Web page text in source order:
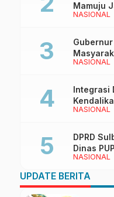
NASIONAL
Mamuju
Bersama
NASIONAL
NASIONAL
Integrasi
Sulbar
NASIONAL
DPRD
Dinas
UPDATE BERITA